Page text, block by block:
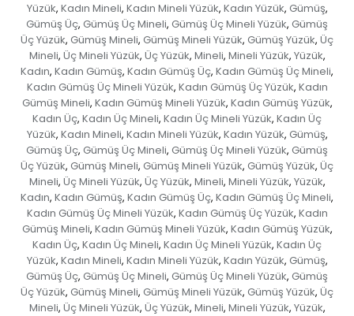
Yüzük, Kadın Mineli, Kadın Mineli Yüzük, Kadın Yüzük, Gümüş,
Gümüş Üç, Gümüş Üç Mineli, Gümüş Üç Mineli Yüzük, Gümüş
Üç Yüzük, Gümüş Mineli, Gümüş Mineli Yüzük, Gümüş Yüzük, Üç
Mineli, Üç Mineli Yüzük, Üç Yüzük, Mineli, Mineli Yüzük, Yüzük,
Kadın, Kadın Gümüş, Kadın Gümüş Üç, Kadın Gümüş Üç Mineli,
Kadın Gümüş Üç Mineli Yüzük, Kadın Gümüş Üç Yüzük, Kadın
Gümüş Mineli, Kadın Gümüş Mineli Yüzük, Kadın Gümüş Yüzük,
Kadın Üç, Kadın Üç Mineli, Kadın Üç Mineli Yüzük, Kadın Üç
Yüzük, Kadın Mineli, Kadın Mineli Yüzük, Kadın Yüzük, Gümüş,
Gümüş Üç, Gümüş Üç Mineli, Gümüş Üç Mineli Yüzük, Gümüş
Üç Yüzük, Gümüş Mineli, Gümüş Mineli Yüzük, Gümüş Yüzük, Üç
Mineli, Üç Mineli Yüzük, Üç Yüzük, Mineli, Mineli Yüzük, Yüzük,
Kadın, Kadın Gümüş, Kadın Gümüş Üç, Kadın Gümüş Üç Mineli,
Kadın Gümüş Üç Mineli Yüzük, Kadın Gümüş Üç Yüzük, Kadın
Gümüş Mineli, Kadın Gümüş Mineli Yüzük, Kadın Gümüş Yüzük,
Kadın Üç, Kadın Üç Mineli, Kadın Üç Mineli Yüzük, Kadın Üç
Yüzük, Kadın Mineli, Kadın Mineli Yüzük, Kadın Yüzük, Gümüş,
Gümüş Üç, Gümüş Üç Mineli, Gümüş Üç Mineli Yüzük, Gümüş
Üç Yüzük, Gümüş Mineli, Gümüş Mineli Yüzük, Gümüş Yüzük, Üç
Mineli, Üç Mineli Yüzük, Üç Yüzük, Mineli, Mineli Yüzük, Yüzük,